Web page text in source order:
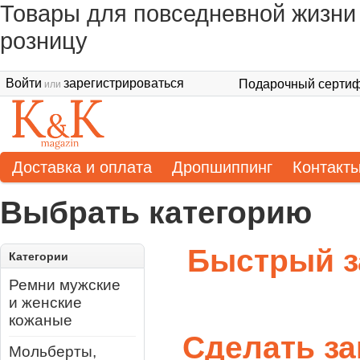
Товары для повседневной
розницу
Войти или зарегистрироваться Подарочный
Доставка и оплата Дропшиппинг
Выбрать категорию
Категории
Ремни мужские
и женские
кожаные
Мольберты,
Быстрый
Сделать